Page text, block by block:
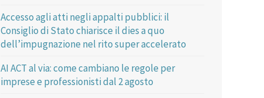
Accesso agli atti negli appalti pubblici: il
Consiglio di Stato chiarisce il dies a quo
dell’impugnazione nel rito super accelerato
AI ACT al via: come cambiano le regole per
imprese e professionisti dal 2 agosto